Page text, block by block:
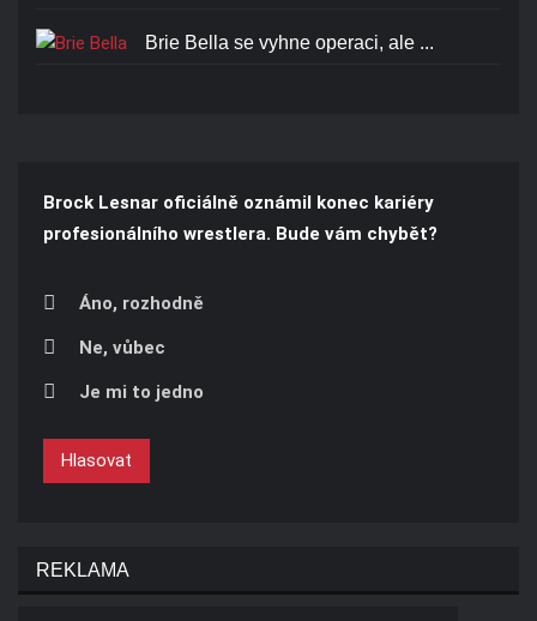
Brie Bella se vyhne operaci, ale ...
Brock Lesnar oficiálně oznámil konec kariéry
profesionálního wrestlera. Bude vám chybět?
Áno, rozhodně
Ne, vůbec
Je mi to jedno
Hlasovat
REKLAMA